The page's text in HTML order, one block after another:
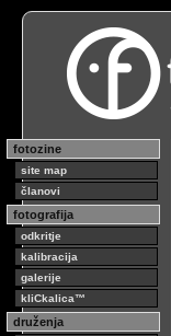
fotozine
site map
članovi
fotografija
odkritje
kalibracija
galerije
kliCkalica™
druženja